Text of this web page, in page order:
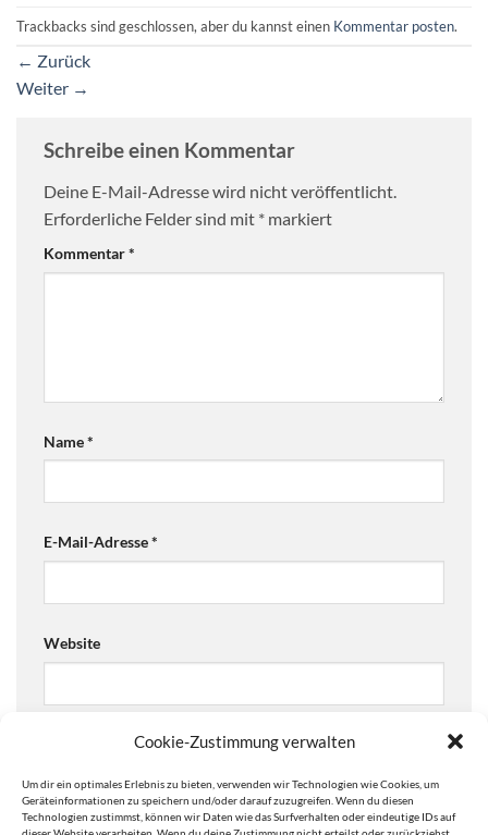
Cookie-Zustimmung verwalten
Um dir ein optimales Erlebnis zu bieten, verwenden wir Technologien wie Cookies, um
Geräteinformationen zu speichern und/oder darauf zuzugreifen. Wenn du diesen
Technologien zustimmst, können wir Daten wie das Surfverhalten oder eindeutige IDs auf
Trackbacks sind geschlossen, aber du kannst einen Kommentar posten.
← Zurück
Weiter →
Schreibe einen Kommentar
Deine E-Mail-Adresse wird nicht veröffentlicht.
Erforderliche Felder sind mit * markiert
Kommentar*
Name*
E-Mail-Adresse*
Website
Ja, füge mich zu der Mailingliste hinzu!
Are you human? Please solve: